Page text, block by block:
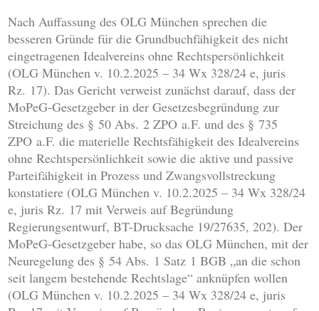
Nach Auffassung des OLG München sprechen die
besseren Gründe für die Grundbuchfähigkeit des nicht
eingetragenen Idealvereins ohne Rechtspersönlichkeit
(OLG München v. 10.2.2025 – 34 Wx 328/24 e, juris
Rz. 17). Das Gericht verweist zunächst darauf, dass der
MoPeG-Gesetzgeber in der Gesetzesbegründung zur
Streichung des § 50 Abs. 2 ZPO a.F. und des § 735
ZPO a.F. die materielle Rechtsfähigkeit des Idealvereins
ohne Rechtspersönlichkeit sowie die aktive und passive
Parteifähigkeit in Prozess und Zwangsvollstreckung
konstatiere (OLG München v. 10.2.2025 – 34 Wx 328/24
e, juris Rz. 17 mit Verweis auf Begründung
Regierungsentwurf, BT-Drucksache 19/27635, 202). Der
MoPeG-Gesetzgeber habe, so das OLG München, mit der
Neuregelung des § 54 Abs. 1 Satz 1 BGB „an die schon
seit langem bestehende Rechtslage“ anknüpfen wollen
(OLG München v. 10.2.2025 – 34 Wx 328/24 e, juris